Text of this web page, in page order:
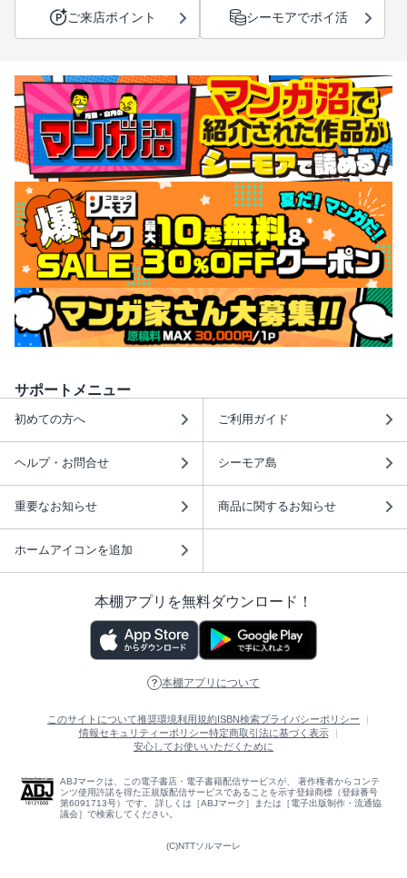
ご来店ポイント シーモアでポイ活
サポートメニュー
初めての方へ ご利用ガイド
ヘルプ・お問合せ シーモア島
重要なお知らせ 商品に関するお知らせ
ホームアイコンを追加
本棚アプリを無料ダウンロード！
本棚アプリについて
このサイトについて推奨環境利用規約 ISBN検索プライバシーポリシー
情報セキュリティーポリシー特定商取引法に基づく表示
安心してお使いいただくために
ABJマークは、この電子書店・電子書籍配信サービスが、 著作権者からコンテ
ンツ使用許諾を得た正規版配信サービスであることを示す登録商標（登録番号
第6091713号）です。 詳しくは［ABJマーク］または［電子出版制作・流通協
議会］で検索してください。
(C)NTTソルマーレ